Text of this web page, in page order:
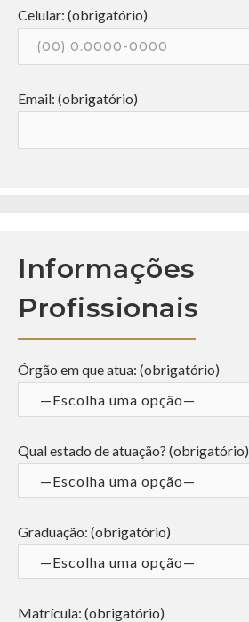
Celular: (obrigatório)
Email: (obrigatório)
Informações
Profissionais
Órgão em que atua: (obrigatório)
Qual estado de atuação? (obrigatório)
Graduação: (obrigatório)
Matrícula: (obrigatório)